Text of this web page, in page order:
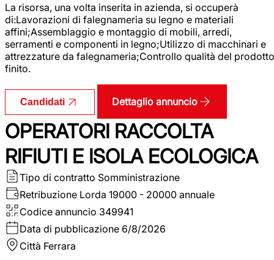
La risorsa, una volta inserita in azienda, si occuperà
di:Lavorazioni di falegnameria su legno e materiali
affini;Assemblaggio e montaggio di mobili, arredi,
serramenti e componenti in legno;Utilizzo di macchinari e
attrezzature da falegnameria;Controllo qualità del prodotto
finito.
Candidati Dettaglio annuncio
OPERATORI RACCOLTA
RIFIUTI E ISOLA ECOLOGICA
Tipo di contratto Somministrazione
Retribuzione Lorda 19000 - 20000 annuale
Codice annuncio 349941
Data di pubblicazione 6/8/2026
Città Ferrara